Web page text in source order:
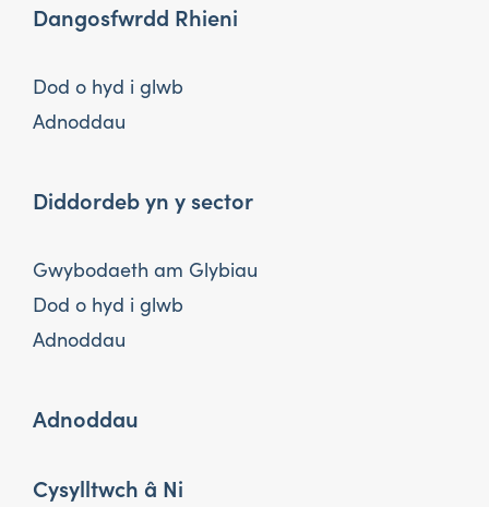
Dangosfwrdd Rhieni
Dod o hyd i glwb
Adnoddau
Diddordeb yn y sector
Gwybodaeth am Glybiau
Dod o hyd i glwb
Adnoddau
Adnoddau
Cysylltwch â Ni